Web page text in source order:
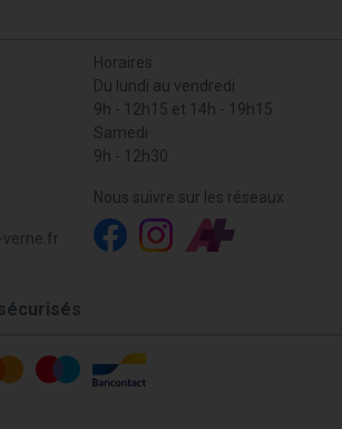
Horaires
Du lundi au vendredi
9h - 12h15 et 14h - 19h15
Samedi
9h - 12h30
Nous suivre sur les réseaux